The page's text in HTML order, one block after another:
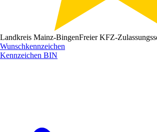
Landkreis Mainz-BingenFreier KFZ-
Wunschkennzeichen
Kennzeichen BIN